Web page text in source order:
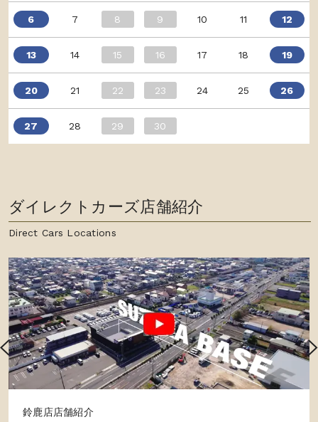
6 7 8 9 10 11 12
13 14 15 16 17 18 19
20 21 22 23 24 25 26
27 28 29 30
ダイレクトカーズ店舗紹介
Direct Cars Locations
鈴鹿店店舗紹介